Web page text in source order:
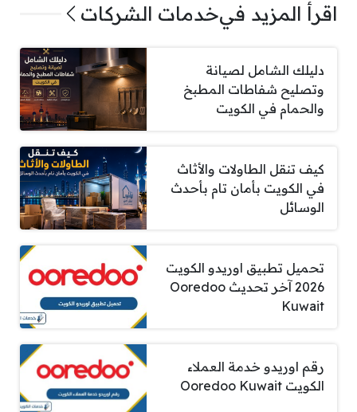
اقرأ المزيد فيخدمات الشركات
دليلك الشامل لصيانة
وتصليح شفاطات المطبخ
والحمام في الكويت
كيف تنقل الطاولات والأثاث
في الكويت بأمان تام بأحدث
الوسائل
تحميل تطبيق اوريدو الكويت
2026 آخر تحديث Ooredoo
Kuwait
رقم اوريدو خدمة العملاء
الكويت Ooredoo Kuwait